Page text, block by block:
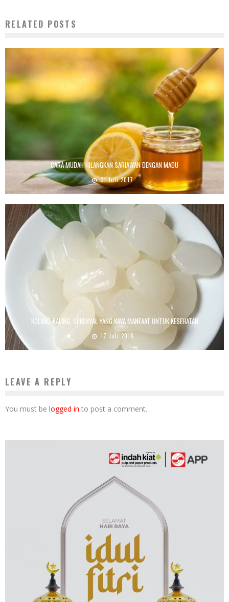
RELATED POSTS
CARA MUDAH HILANGKAN SARIAWAN DENGAN MADU
31 Juli 2017
KOLANG-KALING, SI KENYAL YANG KAYA MANFAAT UNTUK KESEHATAN
17 Juli 2018
LEAVE A REPLY
You must be logged in to post a comment.